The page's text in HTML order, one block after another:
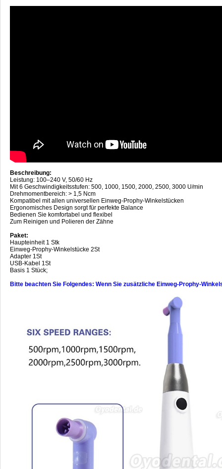
Beschreibung:
Leistung: 100–240 V, 50/60 Hz
Mit 6 Geschwindigkeitsstufen: 500, 1000, 1500, 2000, 2500, 3000 U/min
Drehmomentbereich: > 1,5 Ncm
Kompatibel mit allen universellen Einweg-Prophy-Winkelstücken
Ergonomisches Design sorgt für perfekte Balance
Bedienen Sie komfortabel und flexibel
Zum Reinigen und Polieren der Zähne
Paket:
Haupteinheit 1 Stk
Einweg-Prophy-Winkelstücke 2St
Adapter 1St
USB-Kabel 1St
Basis 1 Stück;
Bitte beachten Sie Folgendes: Wenn Sie zusätzliche Einweg-Prophy-